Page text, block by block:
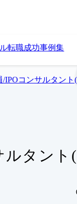
転職成功事例集
/IPOコンサルタント
ルタント